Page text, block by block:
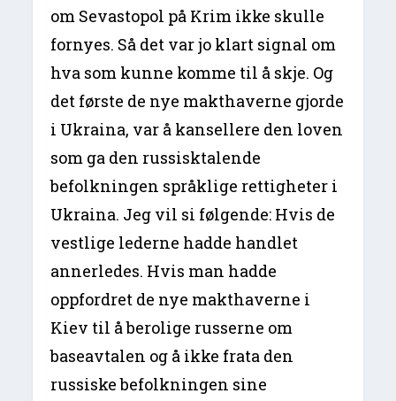
om Sevastopol på Krim ikke skulle
fornyes. Så det var jo klart signal om
hva som kunne komme til å skje. Og
det første de nye makthaverne gjorde
i Ukraina, var å kansellere den loven
som ga den russisktalende
befolkningen språklige rettigheter i
Ukraina. Jeg vil si følgende: Hvis de
vestlige lederne hadde handlet
annerledes. Hvis man hadde
oppfordret de nye makthaverne i
Kiev til å berolige russerne om
baseavtalen og å ikke frata den
russiske befolkningen sine